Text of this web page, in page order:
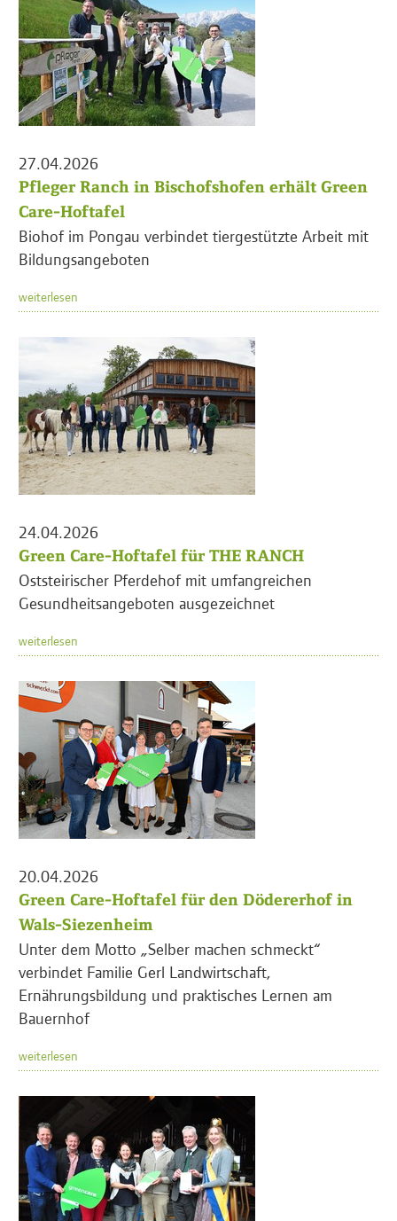
27.04.2026
Pfleger Ranch in Bischofshofen erhält Green
Care-Hoftafel
Biohof im Pongau verbindet tiergestützte Arbeit mit
Bildungsangeboten
weiterlesen
24.04.2026
Green Care-Hoftafel für THE RANCH
Oststeirischer Pferdehof mit umfangreichen
Gesundheitsangeboten ausgezeichnet
weiterlesen
20.04.2026
Green Care-Hoftafel für den Dödererhof in
Wals-Siezenheim
Unter dem Motto „Selber machen schmeckt“
verbindet Familie Gerl Landwirtschaft,
Ernährungsbildung und praktisches Lernen am
Bauernhof
weiterlesen